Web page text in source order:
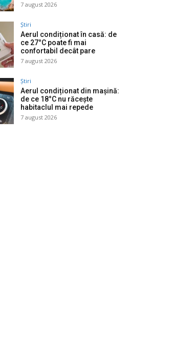
7 august 2026
Știri
Aerul condiționat în casă: de
ce 27°C poate fi mai
confortabil decât pare
7 august 2026
Știri
Aerul condiționat din mașină:
de ce 18°C nu răcește
habitaclul mai repede
7 august 2026